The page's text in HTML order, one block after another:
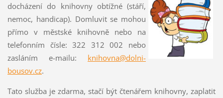
docházení do knihovny obtížné (stáří,
nemoc, handicap). Domluvit se mohou
přímo v městské knihovně nebo na
telefonním čísle: 322 312 002 nebo
zasláním e-mailu: knihovna@dolni-
bousov.cz.
Tato služba je zdarma, stačí být čtenářem knihovny, zaplatit